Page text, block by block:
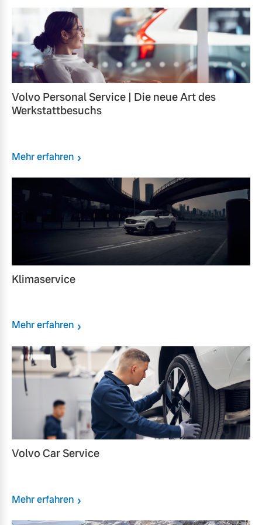
Volvo Personal Service | Die neue Art des
Werkstattbesuchs
Mehr erfahren
Klimaservice
Mehr erfahren
Volvo Car Service
Mehr erfahren